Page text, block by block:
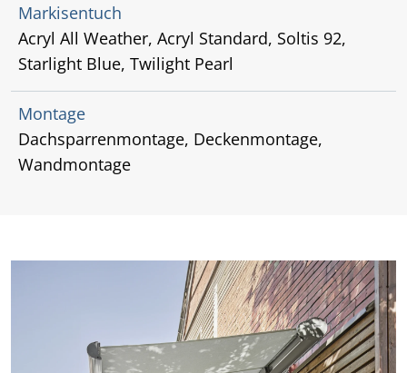
Markisentuch
Acryl All Weather, Acryl Standard, Soltis 92,
Starlight Blue, Twilight Pearl
Montage
Dachsparrenmontage, Deckenmontage,
Wandmontage